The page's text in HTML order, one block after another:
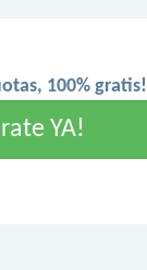
100% gratis!
YA!